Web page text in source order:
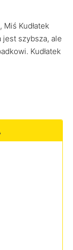
Kudłatek
jest szybsza, ale
Kudłatek